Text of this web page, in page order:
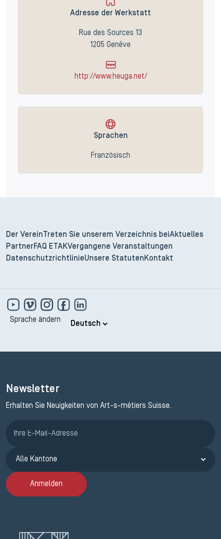
Adresse der Werkstatt
Rue des Sources 13
1205 Genève
http://www.heuga.net/
Sprachen
Französisch
Der Verein Treten Sie unserem Verzeichnis bei Aktuelles
Partner FAQ ETAKVergangene Veranstaltungen
DatenschutzrichtlinieUnsere Statuten Kontakt
Sprache ändern
Newsletter
Erhalten Sie Neuigkeiten von Art-s-métiers Suisse.
Anmelden